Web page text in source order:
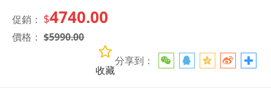
促銷： $4740.00
價格：$5990.00
分享到：
收藏